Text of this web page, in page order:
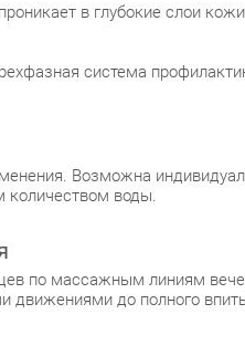
в глубокие слои кожи
система
Возможна
количеством воды.
по массажным линиям
движениями до полного